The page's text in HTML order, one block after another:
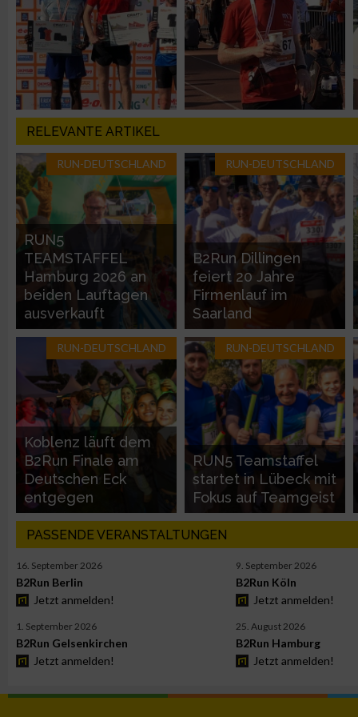
RELEVANTE ARTIKEL
RUN-DEUTSCHLAND
RUN5
TEAMSTAFFEL
Hamburg 2026 an
beiden Lauftagen
ausverkauft
RUN-DEUTSCHLAND
B2Run Dillingen
feiert 20 Jahre
Firmenlauf im
Saarland
RUN-DEUTSCHLAND
Koblenz läuft dem
B2Run Finale am
Deutschen Eck
entgegen
RUN-DEUTSCHLAND
RUN5 Teamstaffel
startet in Lübeck mit
Fokus auf Teamgeist
PASSENDE VERANSTALTUNGEN
16. September 2026
B2Run Berlin
Jetzt anmelden!
9. September 2026
B2Run Köln
Jetzt anmelden!
1. September 2026
B2Run Gelsenkirchen
Jetzt anmelden!
25. August 2026
B2Run Hamburg
Jetzt anmelden!
Messung der Performance von Inhalten
Analyse von Zielgruppen durch Statistiken oder
verschiedenen Quellen
Entwicklung und Verbesserung der Angebote
Verwendung reduzierter Daten zur Auswahl von Inhalten
IAB-Besonderheiten:
Verwendung genauer Standortdaten
Geräte anhand von aktiv angeforderten Informationen
Nicht-IAB-Verarbeitungszwecke:
Notwendig
Performance
Funktional
Werbung